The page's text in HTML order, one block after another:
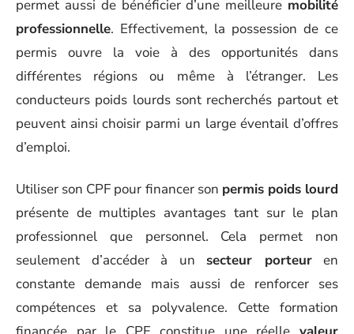
permet aussi de bénéficier d’une meilleure mobilité
professionnelle. Effectivement, la possession de ce
permis ouvre la voie à des opportunités dans
différentes régions ou même à l’étranger. Les
conducteurs poids lourds sont recherchés partout et
peuvent ainsi choisir parmi un large éventail d’offres
d’emploi.
Utiliser son CPF pour financer son permis poids lourd
présente de multiples avantages tant sur le plan
professionnel que personnel. Cela permet non
seulement d’accéder à un secteur porteuren
constante demande mais aussi de renforcer ses
compétences et sa polyvalence. Cette formation